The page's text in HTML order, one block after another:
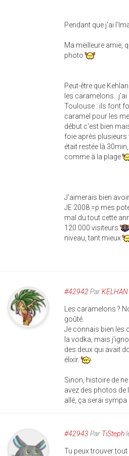
Pendant que j'ai
Ma meilleure amie,
photo
Peut-être que
les
Toulouse : ils font
caramel pour les
début c'est bien
foie après plusieurs
était restée là
comme à la plage
J'aimerais bien
JE 2008 =p mes
mal du tout cette
120.000 visiteurs
niveau, tant mieux
#42942 ParKELHAN
Les caramelons ?
goûté.
Je connais bien les
la vodka, mais
des deux qui avait
élixir.
Sinon, histoire de
avez des photos de
allé, ça serai
#42943 Par TiSteph
Tu peux trouver